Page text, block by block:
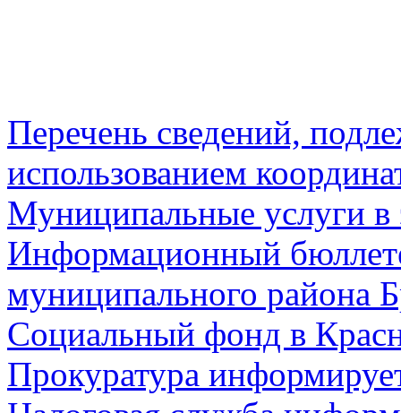
Перечень сведений,
использованием
Муниципальные услуги в
Информационный
муниципального района
Социальный фонд в
Прокуратура